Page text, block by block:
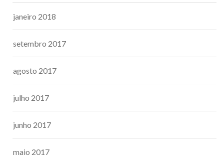
janeiro 2018
setembro 2017
agosto 2017
julho 2017
junho 2017
maio 2017